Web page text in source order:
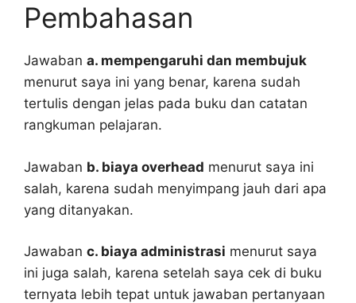
Pembahasan
Jawaban a. mempengaruhi dan membujuk
menurut saya ini yang benar, karena sudah
tertulis dengan jelas pada buku dan catatan
rangkuman pelajaran.
Jawaban b. biaya overhead menurut saya ini
salah, karena sudah menyimpang jauh dari apa
yang ditanyakan.
Jawaban c. biaya administrasi menurut saya
ini juga salah, karena setelah saya cek di buku
ternyata lebih tepat untuk jawaban pertanyaan